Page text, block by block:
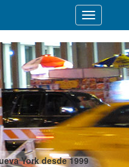
York desde 1999
Desplegar